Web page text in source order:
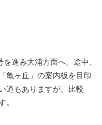
進み大浦方面へ。途中、
亀ヶ丘」の案内板を目印
道もありますが、比較
。